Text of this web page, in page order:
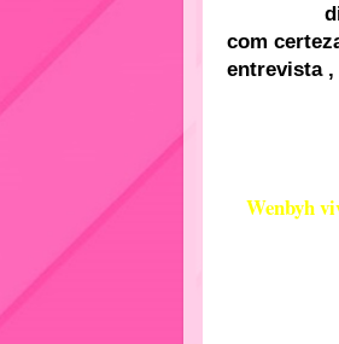
com
entrevista ,
Wenbyh